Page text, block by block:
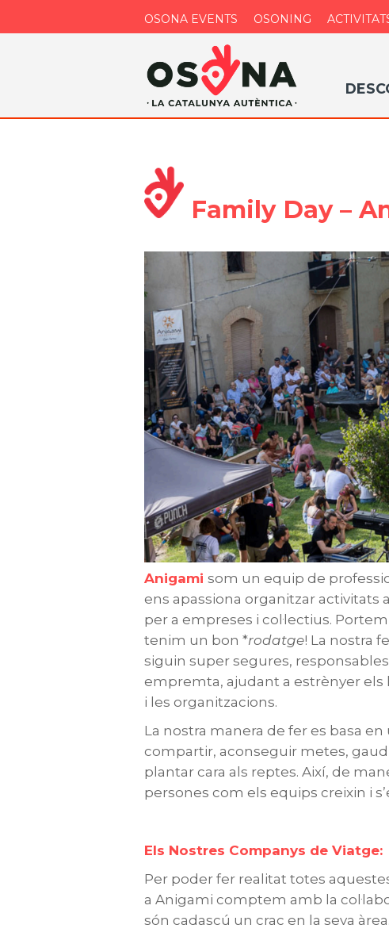
OSONA EVENTS OSONING
Family Day –
Anigami som un equip de
ens apassiona organitzar activitats
per a empreses i col·lectius.
tenim un bon *rodatge! La nostra
siguin super segures,
empremta, ajudant a estrènyer
i les organitzacions.
La nostra manera de fer es basa
compartir, aconseguir metes,
plantar cara als reptes. Així, de
persones com els equips creixin i
Els Nostres Companys de Viatge:
Per poder fer realitat totes
a Anigami comptem amb la
són cadascú un crac en la seva